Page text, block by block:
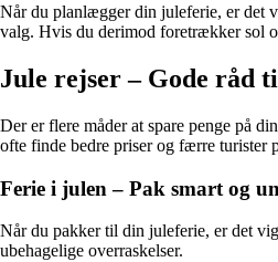
Når du planlægger din juleferie, er det
valg. Hvis du derimod foretrækker sol
Jule rejser – Gode råd
Der er flere måder at spare penge på
ofte finde bedre priser og færre turister
Ferie i julen – Pak smart og
Når du pakker til din juleferie, er det
ubehagelige overraskelser.